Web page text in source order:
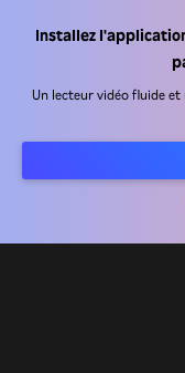
Installez
Un lecteur vidéo fluide
Carrière
Partenaires de distribution